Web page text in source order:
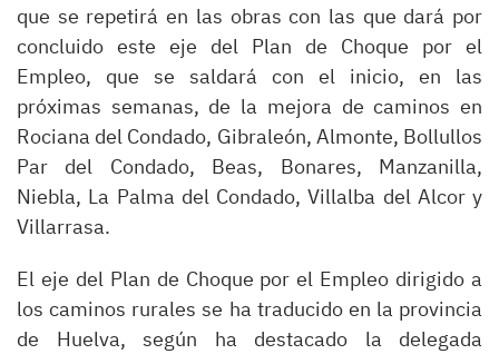
que se repetirá en las obras con las que dará por
concluido este eje del Plan de Choque por el
Empleo, que se saldará con el inicio, en las
próximas semanas, de la mejora de caminos en
Rociana del Condado, Gibraleón, Almonte, Bollullos
Par del Condado, Beas, Bonares, Manzanilla,
Niebla, La Palma del Condado, Villalba del Alcor y
Villarrasa.
El eje del Plan de Choque por el Empleo dirigido a
los caminos rurales se ha traducido en la provincia
de Huelva, según ha destacado la delegada